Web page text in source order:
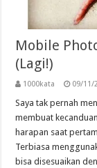
Mobile
(Lagi!)
1000kata 09/11/
Saya tak pernah
membuat
harapan saat
Terbiasa
bisa disesuaikan